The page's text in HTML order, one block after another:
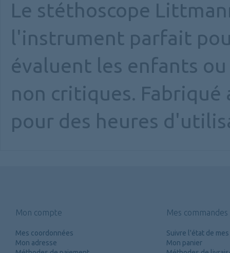
Le stéthoscope
l'instrument parfait
évaluent les enfants
non critiques. Fabriqué
pour des heures
Mon compte
Mes coordonnées
Mon adresse
Mes commandes
Suivre l'état de
Mon panier